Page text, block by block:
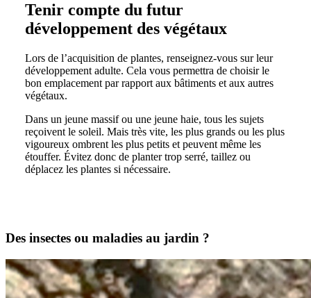
Tenir compte du futur
développement des végétaux
Lors de l’acquisition de plantes, renseignez-vous sur leur
développement adulte. Cela vous permettra de choisir le
bon emplacement par rapport aux bâtiments et aux autres
végétaux.
Dans un jeune massif ou une jeune haie, tous les sujets
reçoivent le soleil. Mais très vite, les plus grands ou les plus
vigoureux ombrent les plus petits et peuvent même les
étouffer. Évitez donc de planter trop serré, taillez ou
déplacez les plantes si nécessaire.
Des insectes ou maladies au jardin ?